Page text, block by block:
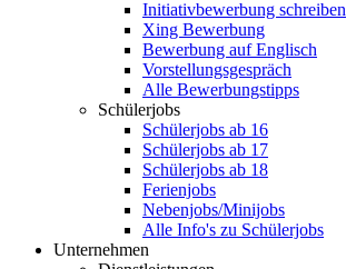
Initiativbewerbung schreiben
Xing Bewerbung
Bewerbung auf Englisch
Vorstellungsgespräch
Alle Bewerbungstipps
Schülerjobs
Schülerjobs ab 16
Schülerjobs ab 17
Schülerjobs ab 18
Ferienjobs
Nebenjobs/Minijobs
Alle Info's zu Schülerjobs
Unternehmen